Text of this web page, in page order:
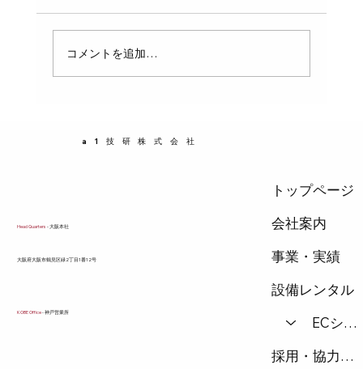
ッチ）は非常に重要なポイントです。適切な支
持間隔を守らなければ、パイプが自重や内部の
水の重さでたわみ、破損や漏水の原因になりま
供します。 支持間隔が重要な理由 パイプは自
コメントを追加…
a1技研株式会社
Head Quarters- 大阪本社
​大阪府大阪市鶴見区緑2丁目1番12号
KOBE Office- 神戸営業所
トップページ
会社案内
事業・実績
設備レンタル
ECショップ
採用・協力会社